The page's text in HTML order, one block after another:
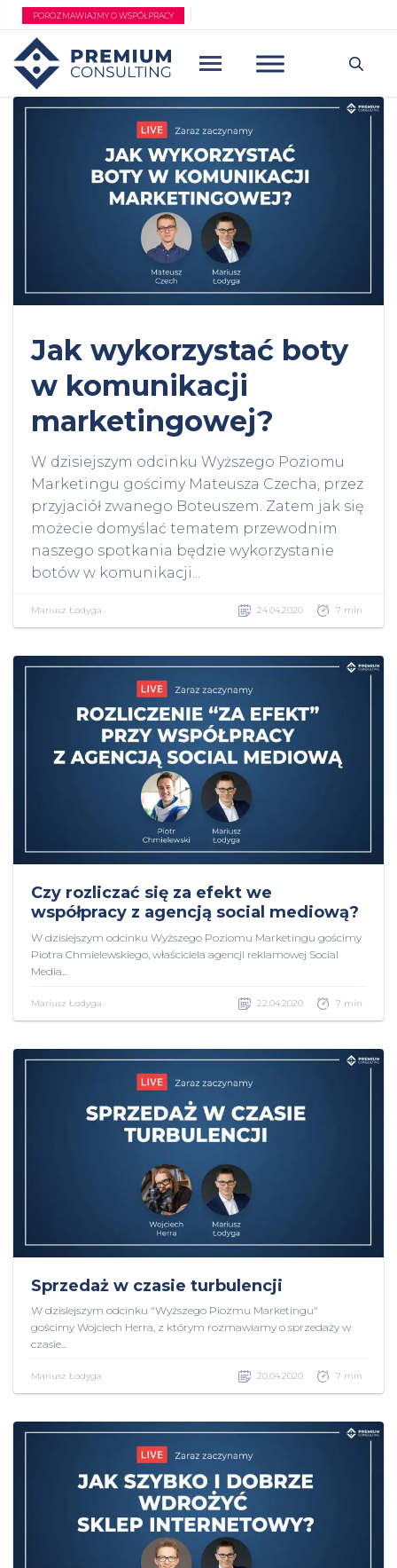
Przejdź
treści
POROZMAWIAJMY O WSPÓŁPRACY
Jak wykorzystać boty
w komunikacji
marketingowej?
W dzisiejszym odcinku Wyższego Poziomu
Marketingu gościmy Mateusza Czecha, przez
przyjaciół zwanego Boteuszem. Zatem jak się
możecie domyślać tematem przewodnim
naszego spotkania będzie wykorzystanie
botów w komunikacji...
Mariusz Łodyga 24.04.2020 7 min
Czy rozliczać się za efekt we
współpracy z agencją social mediową?
W dzisiejszym odcinku Wyższego Poziomu Marketingu gościmy
Piotra Chmielewskiego, właściciela agencji reklamowej Social
Media...
Mariusz Łodyga 22.04.2020 7 min
Sprzedaż w czasie turbulencji
W dzisiejszym odcinku "Wyższego Piozmu Marketingu"
gościmy Wojciech Herra, z którym rozmawiamy o sprzedaży w
czasie...
Mariusz Łodyga 20.04.2020 7 min